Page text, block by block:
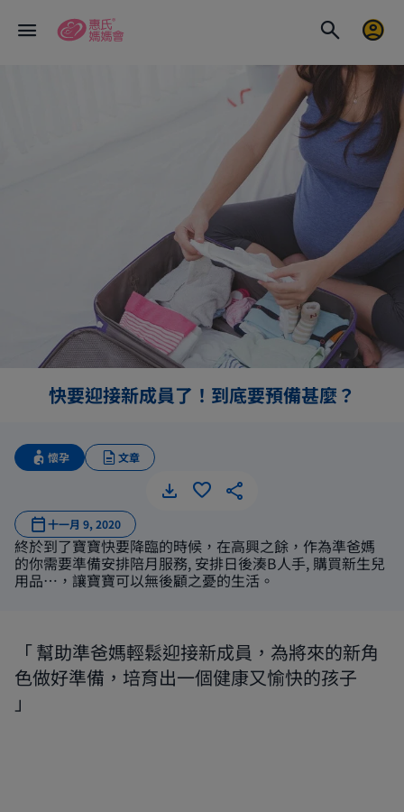
快要迎接新成員了！到底要預備甚麼？
懷孕 文章
十一月 9, 2020
終於到了寶寶快要降臨的時候，在高興之餘，作為準爸媽
的你需要準備安排陪月服務, 安排日後湊B人手, 購買新生兒
用品…，讓寶寶可以無後顧之憂的生活。
幫助準爸媽輕鬆迎接新成員，為將來的新角
色做好準備，培育出一個健康又愉快的孩子